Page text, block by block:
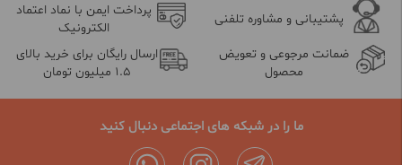
پشتیبانی و مشاوره تلفنی
پرداخت ایمن با نماد اعتماد
الکترونیک
ضمانت مرجوعی و تعویض
محصول
ارسال رایگان برای خرید بالای
1.5 میلیون تومان
ما را در شبکه های اجتماعی دنبال کنید